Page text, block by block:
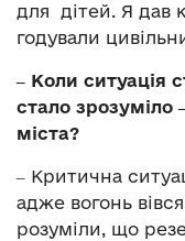
для дітей. Я дав
годували
‒ Коли ситуація
стало зрозуміло
міста?
‒ Критична
адже вогонь
розуміли, що